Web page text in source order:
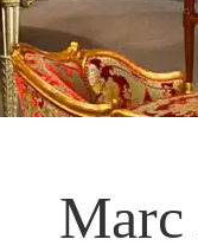
Marc